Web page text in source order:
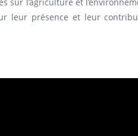
l’agriculture et
leur présence et leur